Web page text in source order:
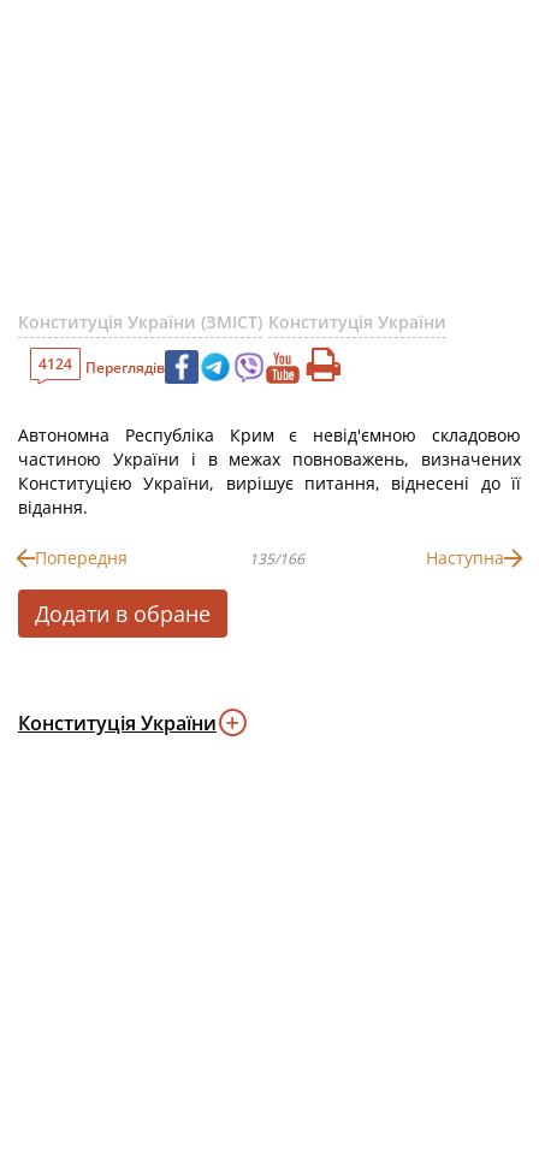
Конституція України (ЗМІСТ) Конституція України
4124 Переглядів
Автономна Республіка Крим є невід'ємною складовою
частиною України і в межах повноважень, визначених
Конституцією України, вирішує питання, віднесені до її
відання.
Попередня 135/166 Наступна
Додати в обране
Конституція України